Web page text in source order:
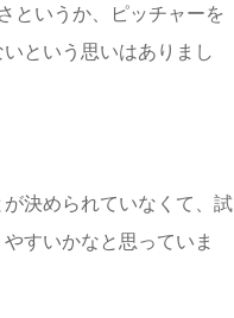
というか、ピッチャーを
という思いはありまし
決められていなくて、試
すいかなと思っていま